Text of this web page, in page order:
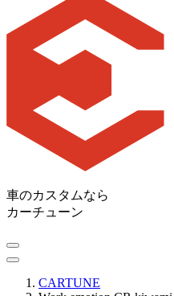
車のカスタムなら
カーチューン
CARTUNE